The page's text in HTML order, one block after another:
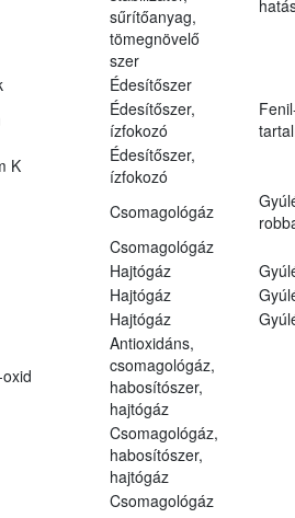
sűrítőanyag,
tömegnövelő
szer
Édesítőszer
Édesítőszer,
ízfokozó
K
Édesítőszer,
ízfokozó
Csomagológáz
Csomagológáz
Hajtógáz
Hajtógáz
Hajtógáz
Antioxidáns,
csomagológáz,
habosítószer,
hajtógáz
Csomagológáz,
habosítószer,
hajtógáz
Csomagológáz